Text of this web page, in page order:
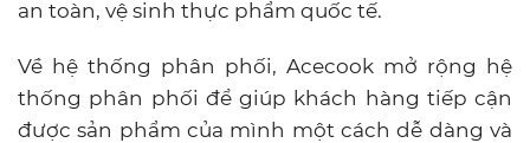
an toàn, vệ sinh thực phẩm quốc tế.
Về hệ thống phân phối, Acecook mở rộng hệ
thống phân phối để giúp khách hàng tiếp cận
được sản phẩm của mình một cách dễ dàng và